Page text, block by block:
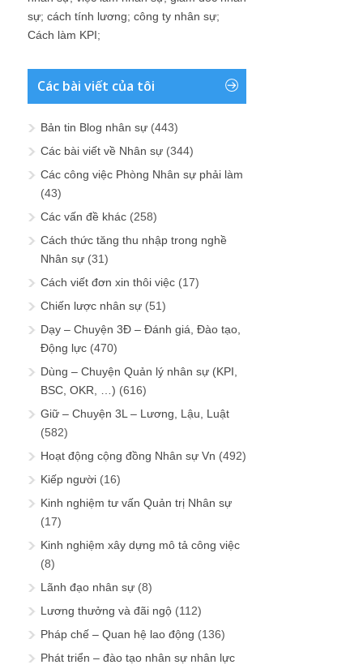
sự; cách tính lương; công ty nhân sự;
Cách làm KPI;
Các bài viết của tôi
Bản tin Blog nhân sự (443)
Các bài viết về Nhân sự (344)
Các công việc Phòng Nhân sự phải làm
(43)
Các vấn đề khác (258)
Cách thức tăng thu nhập trong nghề
Nhân sự (31)
Cách viết đơn xin thôi việc (17)
Chiến lược nhân sự (51)
Dạy – Chuyện 3Đ – Đánh giá, Đào tạo,
Động lực (470)
Dùng – Chuyện Quản lý nhân sự (KPI,
BSC, OKR, …) (616)
Giữ – Chuyện 3L – Lương, Lậu, Luật
(582)
Hoạt động cộng đồng Nhân sự Vn (492)
Kiếp người (16)
Kinh nghiệm tư vấn Quản trị Nhân sự
(17)
Kinh nghiệm xây dựng mô tả công việc
(8)
Lãnh đạo nhân sự (8)
Lương thưởng và đãi ngộ (112)
Pháp chế – Quan hệ lao động (136)
Phát triển – đào tạo nhân sự nhân lực